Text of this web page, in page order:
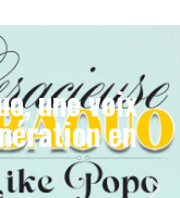
une voix
en